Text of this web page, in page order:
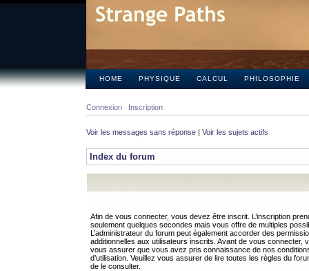
HOME PHYSIQUE CALCUL PHILOSOPHIE
Connexion Inscription
Voir les messages sans réponse | Voir les sujets actifs
Index du forum
Afin de vous connecter, vous devez être inscrit. L’inscription
seulement quelques secondes mais vous offre de multiples
L’administrateur du forum peut également accorder des
additionnelles aux utilisateurs inscrits. Avant de vous connecter,
vous assurer que vous avez pris connaissance de nos
d’utilisation. Veuillez vous assurer de lire toutes les règles du
de le consulter.